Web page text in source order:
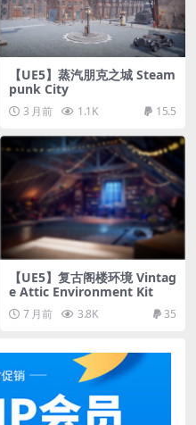
【UE5】蒸汽朋克之城 Steam
punk City
3 月前 1.1K 15.5
【UE5】复古阁楼环境 Vintag
e Attic Environment Kit
7 月前 3.8K 35